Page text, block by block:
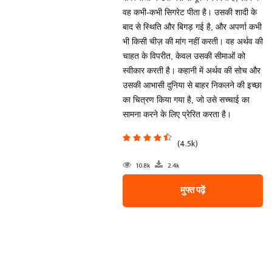
वह कभी-कभी सिगरेट पीता है। उसकी शादी के
बाद से स्थिति और बिगड़ गई है, और अपर्णा कभी
भी किसी चीज़ की मांग नहीं करती। वह अर्थव की
चाहत के विपरीत, केवल उसकी सीमाओं को
स्वीकार करती है। कहानी में अर्थव की सोच और
उसकी आभासी दुनिया से बाहर निकलने की इच्छा
का चित्रण किया गया है, जो उसे सच्चाई का
सामना करने के लिए प्रेरित करता है।
(4.5k)
10.8k 2.4k
मुफ्त पढ़ें